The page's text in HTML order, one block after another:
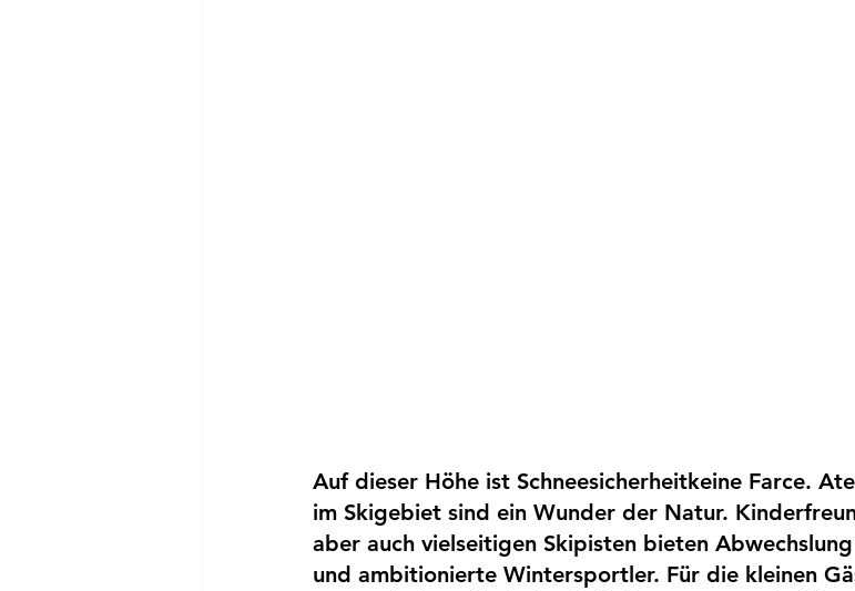
Auf dieser Höhe ist Schneesicherheitkeine Farce.
im Skigebiet sind ein Wunder der Natur.
aber auch vielseitigen Skipisten bieten
und ambitionierte Wintersportler. Für die kleinen